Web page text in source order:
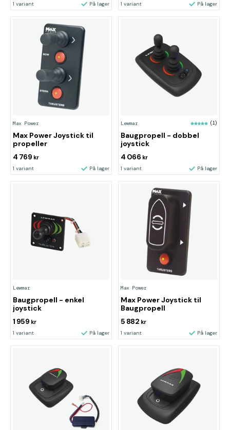
1 variant På lager 1 variant På lager
Max Power
Max Power Joystick til
propeller
4 769 kr
1 variant På lager
Lewmar (1)
Baugpropell - dobbel
joystick
4 066 kr
1 variant På lager
Lewmar
Baugpropell - enkel
joystick
1 959 kr
1 variant På lager
Max Power
Max Power Joystick til
Baugpropell
5 882 kr
1 variant På lager